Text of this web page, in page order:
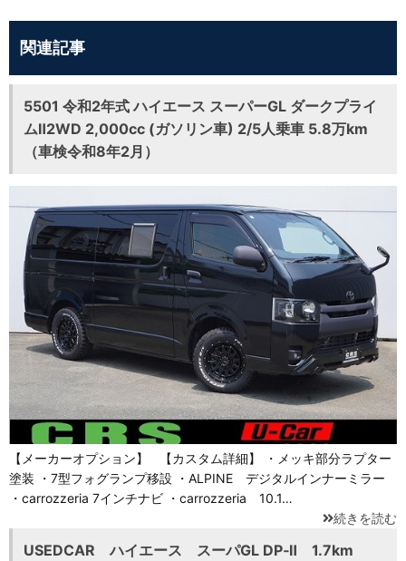
関連記事
5501 令和2年式 ハイエース スーパーGL ダークプライ
ムⅡ2WD 2,000cc (ガソリン車) 2/5人乗車 5.8万km
（車検令和8年2月）
【メーカーオプション】 【カスタム詳細】 ・メッキ部分ラプター
塗装 ・7型フォグランプ移設 ・ALPINE デジタルインナーミラー
・carrozzeria 7インチナビ ・carrozzeria 10.1…
続きを読む
USEDCAR ハイエース スーパGL DP‐Ⅱ 1.7km